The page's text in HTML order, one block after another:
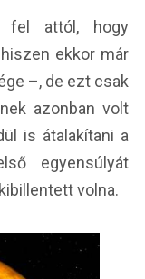
fel attól, hogy
ekkor már
–, de ezt csak
azonban volt
is átalakítani a
egyensúlyát
volna.